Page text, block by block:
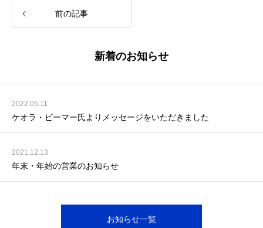
前の記事
新着のお知らせ
2022.05.11
ケオラ・ビーマー氏よりメッセージをいただきました
2021.12.13
年末・年始の営業のお知らせ
お知らせ一覧